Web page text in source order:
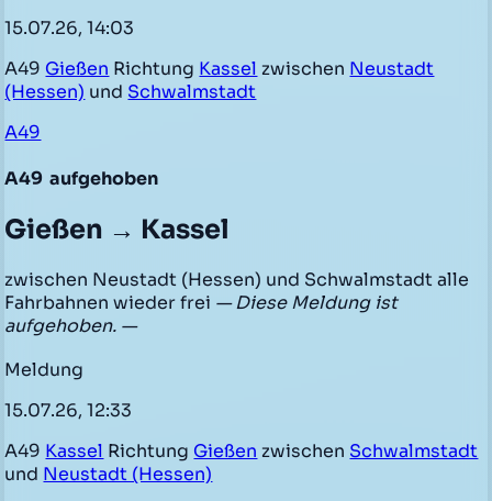
15.07.26, 14:03
A49 Gießen Richtung Kassel zwischen Neustadt
(Hessen) und Schwalmstadt
A49
A49 aufgehoben
Gießen → Kassel
zwischen Neustadt (Hessen) und Schwalmstadt alle
Fahrbahnen wieder frei — Diese Meldung ist
aufgehoben. —
Meldung
15.07.26, 12:33
A49 Kassel Richtung Gießen zwischen Schwalmstadt
und Neustadt (Hessen)